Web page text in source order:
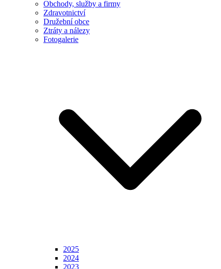
Obchody, služby a firmy
Zdravotnictví
Družební obce
Ztráty a nálezy
Fotogalerie
2025
2024
2023